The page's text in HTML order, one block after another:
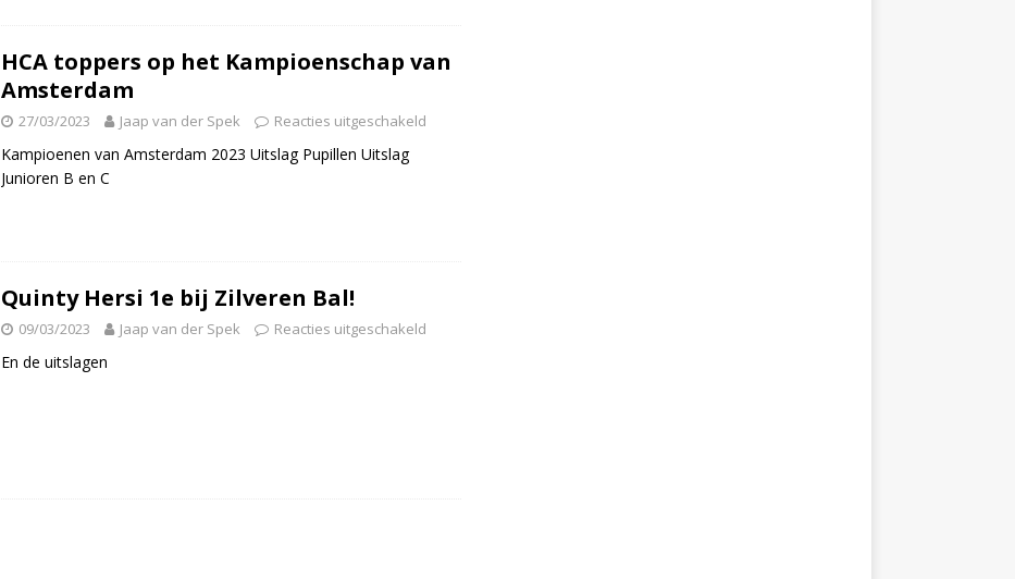
HCA toppers op het Kampioenschap van
Amsterdam
27/03/2023 Jaap van der Spek Reacties uitgeschakeld
Kampioenen van Amsterdam 2023 Uitslag Pupillen Uitslag
Junioren B en C
Quinty Hersi 1e bij Zilveren Bal!
09/03/2023 Jaap van der Spek Reacties uitgeschakeld
En de uitslagen